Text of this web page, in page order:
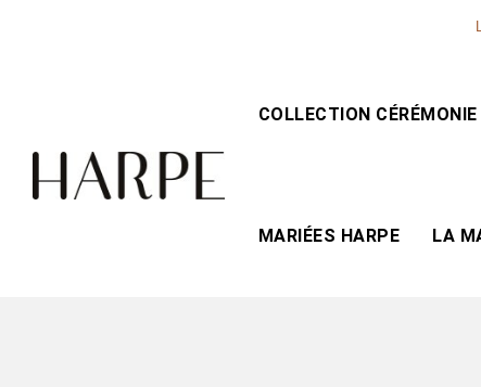
COLLECTION CÉRÉMONIE
MARIÉES HARPE LA